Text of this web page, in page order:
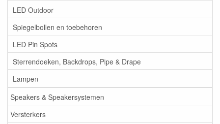
LED Outdoor
Spiegelbollen en toebehoren
LED Pin Spots
Sterrendoeken, Backdrops, Pipe & Drape
Lampen
Speakers & Speakersystemen
Versterkers